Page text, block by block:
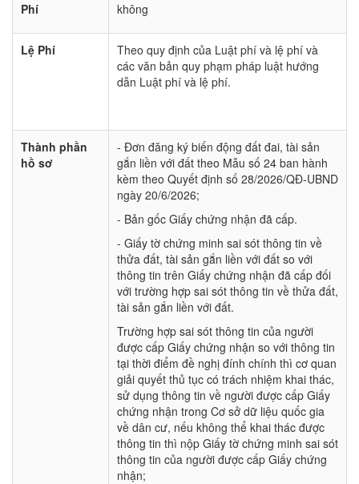
Phí không
Lệ Phí
Theo quy định của Luật phí và lệ phí và
các văn bản quy phạm pháp luật hướng
dẫn Luật phí và lệ phí.
Thành phần
hồ sơ
- Đơn đăng ký biến động đất đai, tài sản
gắn liền với đất theo Mẫu số 24 ban hành
kèm theo Quyết định số 28/2026/QĐ-UBND
ngày 20/6/2026;
- Bản gốc Giấy chứng nhận đã cấp.
- Giấy tờ chứng minh sai sót thông tin về
thửa đất, tài sản gắn liền với đất so với
thông tin trên Giấy chứng nhận đã cấp đối
với trường hợp sai sót thông tin về thửa đất,
tài sản gắn liền với đất.
Trường hợp sai sót thông tin của người
được cấp Giấy chứng nhận so với thông tin
tại thời điểm đề nghị đính chính thì cơ quan
giải quyết thủ tục có trách nhiệm khai thác,
sử dụng thông tin về người được cấp Giấy
chứng nhận trong Cơ sở dữ liệu quốc gia
về dân cư, nếu không thể khai thác được
thông tin thì nộp Giấy tờ chứng minh sai sót
thông tin của người được cấp Giấy chứng
nhận;